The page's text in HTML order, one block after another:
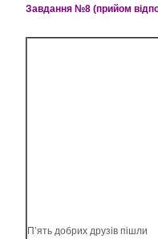
Завдання №8 (прийом
П’ять добрих друзів пішли